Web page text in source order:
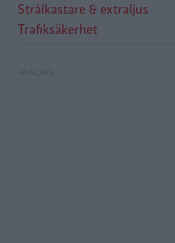
Strålkastare & extraljus
Trafiksäkerhet